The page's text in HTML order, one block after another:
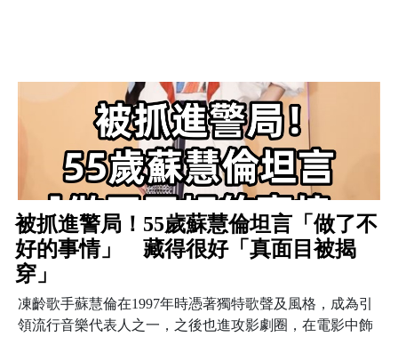
被抓進警局！55歲蘇慧倫坦言「做了不
好的事情」 藏得很好「真面目被揭
穿」
凍齡歌手蘇慧倫在1997年時憑著獨特歌聲及風格，成為引
領流行音樂代表人之一，之後也進攻影劇圈，在電影中飾